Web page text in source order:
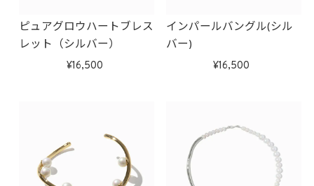
ピュアグロウハートブレス
レット（シルバー）
16,500
インパールバングル(シル
バー)
16,500